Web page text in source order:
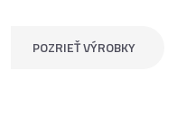
POZRIEŤ VÝROBKY